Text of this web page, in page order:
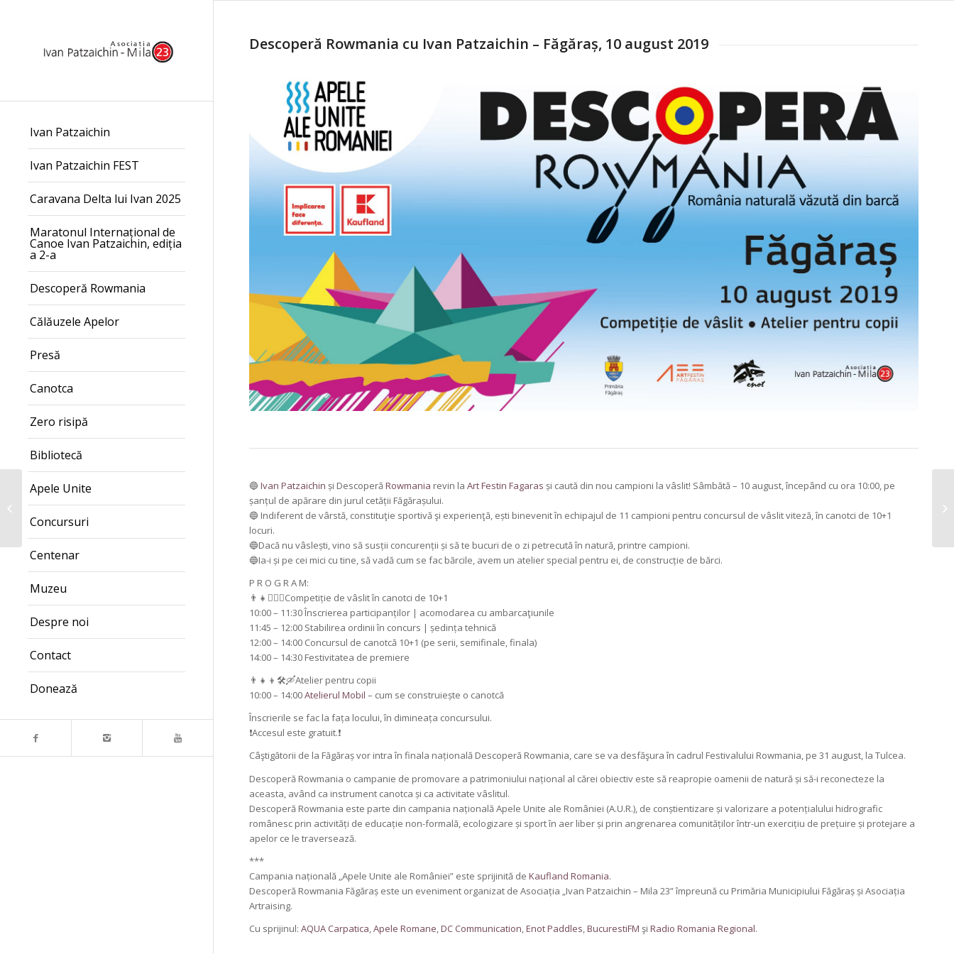
Ivan Patzaichin
Ivan Patzaichin FEST
Caravana Delta lui Ivan 2025
Maratonul Internațional de
Canoe Ivan Patzaichin, ediția
a 2-a
Descoperă Rowmania
Călăuzele Apelor
Presă
Canotca
Zero risipă
Bibliotecă
Apele Unite
Concursuri
Centenar
Muzeu
Despre noi
Contact
Donează
Descoperă Rowmania cu Ivan Patzaichin – Făgăraș, 10 august 2019
🔵Ivan Patzaichin și DescoperăRowmania revin la Art Festin Fagaras și caută din nou campioni la vâslit! Sâmbătă – 10 august, începând cu ora 10:00, pe
șanțul de apărare din jurul cetății Făgărașului.
🔵 Indiferent de vârstă, constituţie sportivă şi experienţă, ești binevenit în echipajul de 11 campioni pentru concursul de vâslit viteză, în canotci de 10+1
locuri.
🔵Dacă nu vâslești, vino să susții concurenții și să te bucuri de o zi petrecută în natură, printre campioni.
🔵Ia-i și pe cei mici cu tine, să vadă cum se fac bărcile, avem un atelier special pentru ei, de construcție de bărci.
P R O G R A M:
👨👧🚣🏼‍♀️Competiție de vâslit în canotci de 10+1
10:00 – 11:30 Înscrierea participanților | acomodarea cu ambarcaţiunile
11:45 – 12:00 Stabilirea ordinii în concurs | ședința tehnică
12:00 – 14:00 Concursul de canotcă 10+1 (pe serii, semifinale, finala)
14:00 – 14:30 Festivitatea de premiere
👨👧👦🛠🛶Atelier pentru copii
10:00 – 14:00Atelierul Mobil – cum se construiește o canotcă
Înscrierile se fac la fața locului, în dimineața concursului.
❗Accesul este gratuit.❗
Câştigătorii de la Făgăraș vor intra în finala națională Descoperă Rowmania, care se va desfăşura în cadrul Festivalului Rowmania, pe 31 august, la Tulcea.
Descoperă Rowmania o campanie de promovare a patrimoniului național al cărei obiectiv este să reapropie oamenii de natură și să-i reconecteze la
aceasta, având ca instrument canotca și ca activitate vâslitul.
Descoperă Rowmania este parte din campania națională Apele Unite ale României (A.U.R.), de conștientizare și valorizare a potențialului hidrografic
românesc prin activități de educație non-formală, ecologizare și sport în aer liber și prin angrenarea comunităților într-un exercițiu de prețuire și protejare a
apelor ce le traversează.
***
Campania națională „Apele Unite ale României” este sprijinită de Kaufland Romania.
Descoperă Rowmania Făgăraș este un eveniment organizat de Asociația „Ivan Patzaichin – Mila 23” împreună cu Primăria Municipiului Făgăraș și Asociația
Artraising.
Cu sprijinul: AQUA Carpatica,Apele Romane,DC Communication,Enot Paddles,BucurestiFM şi Radio Romania Regional.
Descoperă Rowmania
cu Ivan Patzaichin –
Alba Iulia, 11 august